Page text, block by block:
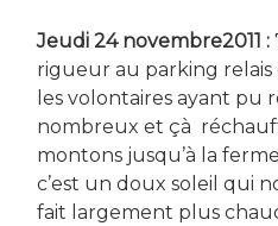
Jeudi 24 novembre2011 :
rigueur au parking
les volontaires ayant pu
nombreux et çà
montons jusqu’à la
c’est un doux soleil qui
fait largement plus